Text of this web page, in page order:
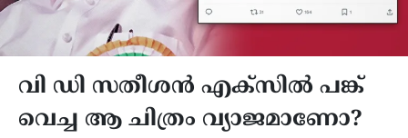
വി ഡി സതീശൻ എക്‌സിൽ പങ്ക്
വെച്ച ആ ചിത്രം വ്യാജമാണോ?